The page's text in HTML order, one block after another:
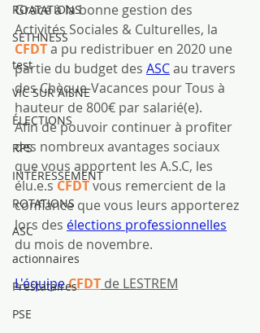
ROATATIONS
SETHNESS
test
VIC SUR AISNE
ÉLECTIONS
RPS
INTÉRESSEMENT
ROTATIONS
ASC
actionnaires
Prestataires
PSE
Grace à la bonne gestion des
Activités Sociales & Culturelles, la
CFDT a pu redistribuer en 2020 une
partie du budget des ASC au travers
des Chèque-Vacances pour Tous à
hauteur de 800€ par salarié(e).
Afin de pouvoir continuer à profiter
des nombreux avantages sociaux
que vous apportent les A.S.C, les
élu.e.s CFDT vous remercient de la
confiance que vous leurs apporterez
lors des élections professionnelles
du mois de novembre.
L'équipeCFDT de LESTREM